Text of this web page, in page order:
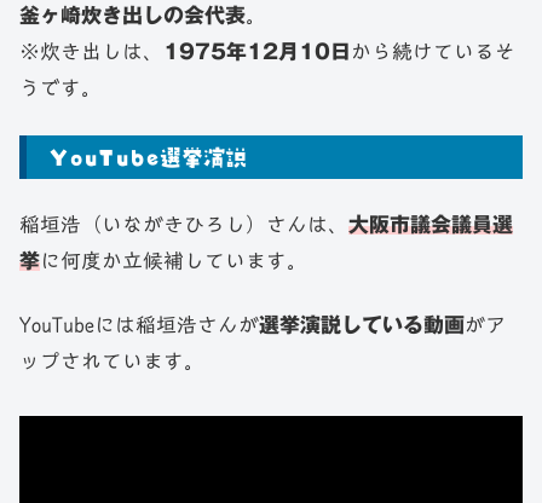
釜ヶ崎炊き出しの会代表。
※炊き出しは、
1975年12月10日 から続けているそ
うです。
YouTube選挙演説
稲垣浩（いながきひろし）さんは、 大阪市議会議員選
挙に何度か立候補しています。
YouTubeには稲垣浩さんが選挙演説している動画がア
ップされています。